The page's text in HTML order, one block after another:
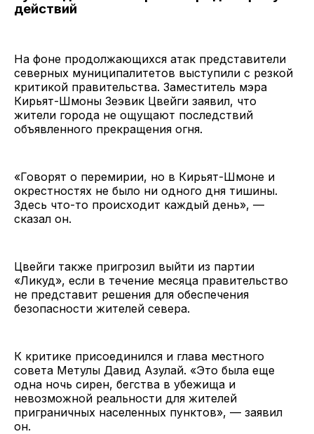
действий
На фоне продолжающихся атак представители
северных муниципалитетов выступили с резкой
критикой правительства. Заместитель мэра
Кирьят-Шмоны Зеэвик Цвейги заявил, что
жители города не ощущают последствий
объявленного прекращения огня.
«Говорят о перемирии, но в Кирьят-Шмоне и
окрестностях не было ни одного дня тишины.
Здесь что-то происходит каждый день», —
сказал он.
Цвейги также пригрозил выйти из партии
«Ликуд», если в течение месяца правительство
не представит решения для обеспечения
безопасности жителей севера.
К критике присоединился и глава местного
совета Метулы Давид Азулай. «Это была еще
одна ночь сирен, бегства в убежища и
невозможной реальности для жителей
приграничных населенных пунктов», — заявил
он.